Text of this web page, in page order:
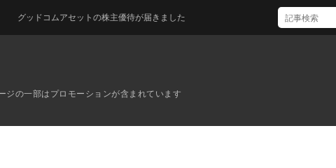
ジの一部はプロモーションが含まれています
ドコムアセットの株主優待が届きました